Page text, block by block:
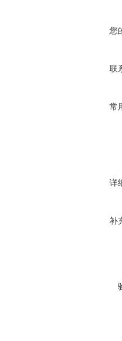
您
联
常
详
补